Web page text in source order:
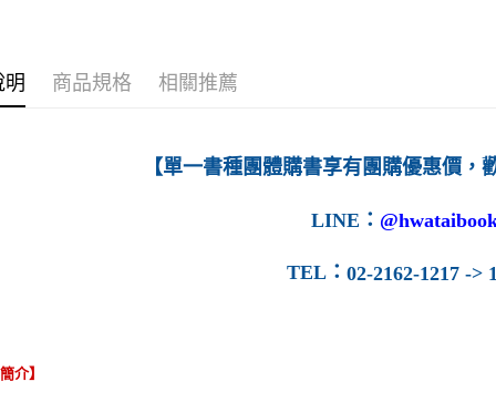
明 商品規格 相關推薦
【單一書種團體購書享有團購優惠價，
LINE ：
TEL： 02-2162-1217 ->
介】